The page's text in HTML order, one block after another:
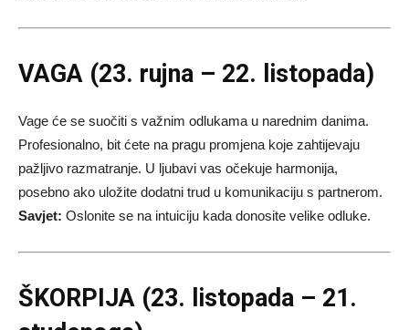
VAGA (23. rujna – 22. listopada)
Vage će se suočiti s važnim odlukama u narednim danima.
Profesionalno, bit ćete na pragu promjena koje zahtijevaju
pažljivo razmatranje. U ljubavi vas očekuje harmonija,
posebno ako uložite dodatni trud u komunikaciju s partnerom.
Savjet: Oslonite se na intuiciju kada donosite velike odluke.
ŠKORPIJA (23. listopada – 21.